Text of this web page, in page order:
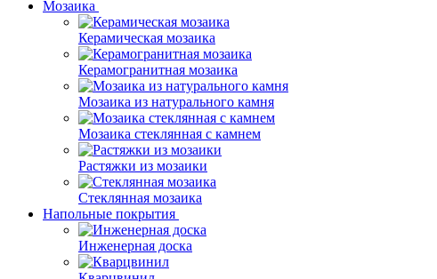
Мозаика
Керамическая мозаика
Керамогранитная мозаика
Мозаика из натурального камня
Мозаика стеклянная с камнем
Растяжки из мозаики
Стеклянная мозаика
Напольные покрытия
Инженерная доска